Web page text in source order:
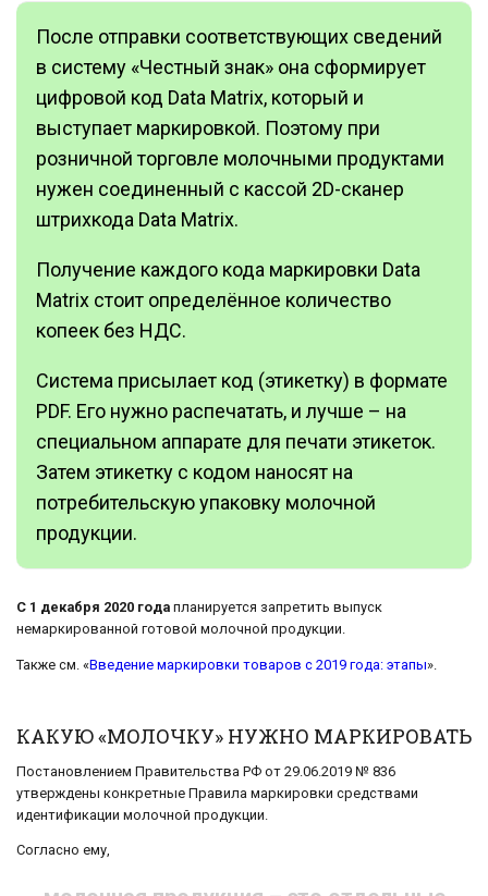
После отправки соответствующих сведений
в систему «Честный знак» она сформирует
цифровой код Data Matrix, который и
выступает маркировкой. Поэтому при
розничной торговле молочными продуктами
нужен соединенный с кассой 2D-сканер
штрихкода Data Matrix.
Получение каждого кода маркировки Data
Matrix стоит определённое количество
копеек без НДС.
Система присылает код (этикетку) в формате
PDF. Его нужно распечатать, и лучше – на
специальном аппарате для печати этикеток.
Затем этикетку с кодом наносят на
потребительскую упаковку молочной
продукции.
С 1 декабря 2020 года планируется запретить выпуск
немаркированной готовой молочной продукции.
Также см. «Введение маркировки товаров с 2019 года: этапы».
КАКУЮ «МОЛОЧКУ» НУЖНО МАРКИРОВАТЬ
Постановлением Правительства РФ от 29.06.2019 № 836
утверждены конкретные Правила маркировки средствами
идентификации молочной продукции.
Согласно ему,